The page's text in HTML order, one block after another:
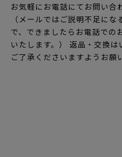
お気軽にお電話にてお問い合
（メールではご説明不足に
で、できましたらお電話での
いたします。） 返品・交換は
ご了承くださいますようお願